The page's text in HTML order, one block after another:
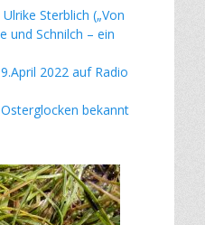
Sterblich („Von
und Schnilch – ein
2022 auf Radio
bekannt